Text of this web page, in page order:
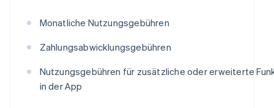
Monatliche Nutzungsgebühren
Zahlungsabwicklungsgebühren
Nutzungsgebühren für zusätzliche oder erweiterte
in der App